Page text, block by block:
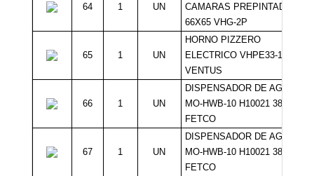
64 1 UN
CAMARAS PREPINTADO
66X65 VHG-2P
65 1 UN
HORNO PIZZERO
ELECTRICO VHPE33-1C
VENTUS
66 1 UN
DISPENSADOR DE AGUA
MO-HWB-10 H10021 38 LTS
FETCO
67 1 UN
DISPENSADOR DE AGUA
MO-HWB-10 H10021 38 LTS
FETCO